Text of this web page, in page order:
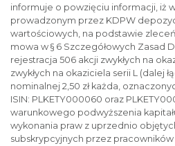
informuje o powzięciu informacji, iż
prowadzonym przez KDPW
wartościowych, na podstawie
mowa w § 6 Szczegółowych Zasad
rejestracja 506 akcji zwykłych na
zwykłych na okaziciela serii L (dalej
nominalnej 2,50 zł każda,
ISIN: PLKETY000060 oraz
warunkowego podwyższenia
wykonania praw z uprzednio
subskrypcyjnych przez pracowników